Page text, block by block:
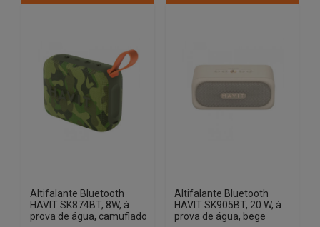
Altifalante Bluetooth
HAVIT SK874BT, 8W, à
prova de água, camuflado
Altifalante Bluetooth
HAVIT SK905BT, 20 W, à
prova de água, bege